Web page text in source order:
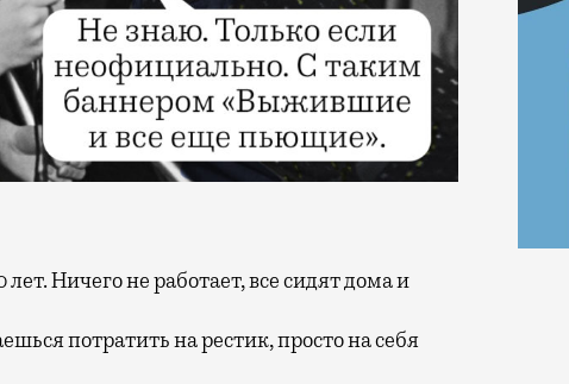
потратить на рестик, просто на себя